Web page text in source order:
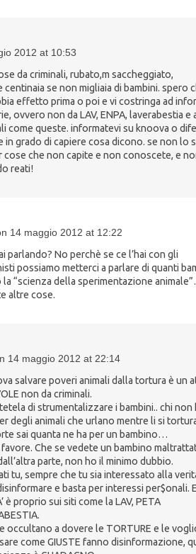
2012 at 10:53
da criminali, rubato,m saccheggiato,
se non migliaia di bambini. spero
effetto prima o poi e vi costringa ad
ovvero non da LAV, ENPA, laverabestia e
come queste. informatevi su knoova o
in grado di capiere cosa dicono. se non lo
cose che non capite e non conoscete, e
reati!
14 maggio 2012 at 12:22
parlando? No perchè se ce l’hai con gli
possiamo metterci a parlare di quanti
la “scienza della sperimentazione
altre cose.
14 maggio 2012 at 22:14
salvare poveri animali dalla tortura è un
non da criminali.
di strumentalizzare i bambini.. chi non
degli animali che urlano mentre li si
sai quanta ne ha per un bambino…
favore. Che se vedete un bambino
parte, non ho il minimo dubbio.
tu, sempre che tu sia interessato alla
e basta per interessi per$onali.
è proprio sui siti come la LAV, PETA
occultano a dovere le TORTURE e le
come GIUSTE fanno disinformazione,